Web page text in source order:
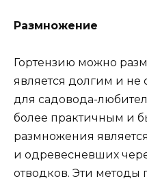
Размножение
Гортензию можно
является долгим и
для садовода-
более практичным и
размножения
и одревесневших
отводков. Эти методы